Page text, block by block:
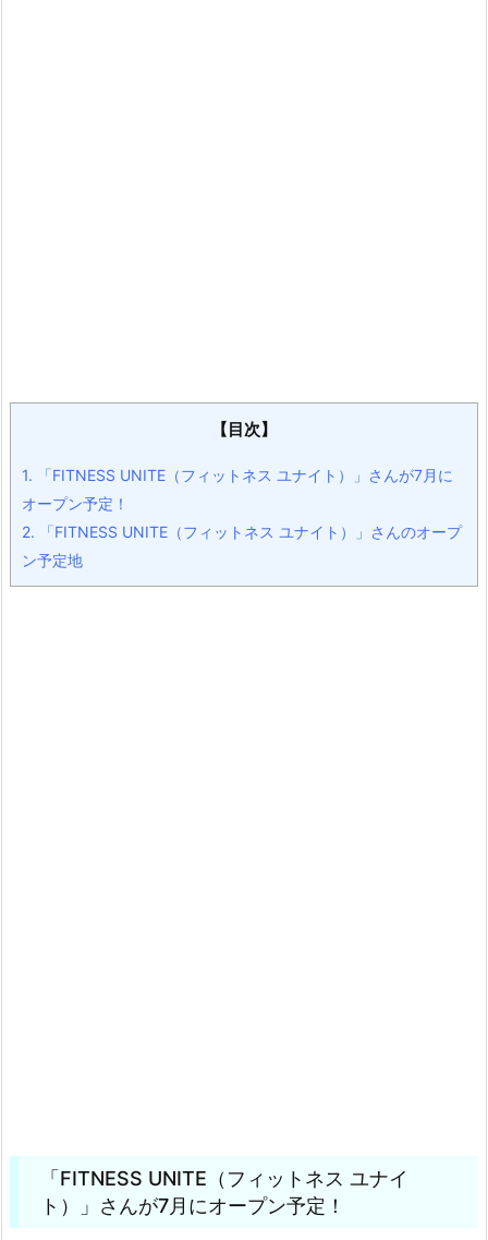
【目次】
1. 「FITNESS UNITE（フィットネス ユナイト）」さんが7月に
オープン予定！
2. 「FITNESS UNITE（フィットネス ユナイト）」さんのオープ
ン予定地
「FITNESS UNITE（フィットネス ユナイ
ト）」さんが7月にオープン予定！